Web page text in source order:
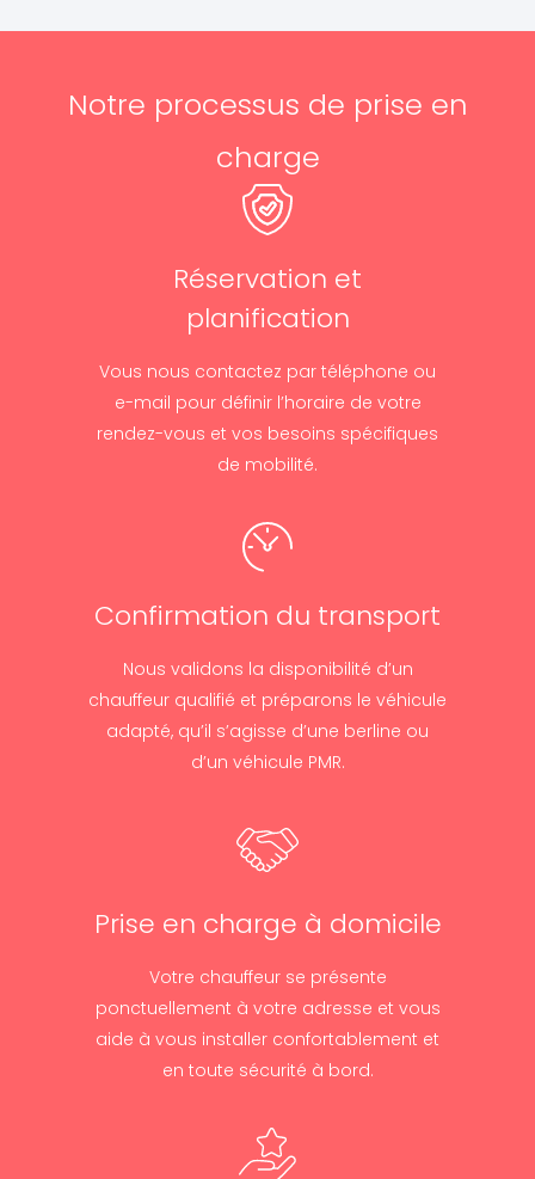
Notre processus de prise en
charge
Réservation et
planification
Vous nous contactez par téléphone ou
e-mail pour définir l’horaire de votre
rendez-vous et vos besoins spécifiques
de mobilité.
Confirmation du transport
Nous validons la disponibilité d’un
chauffeur qualifié et préparons le véhicule
adapté, qu’il s’agisse d’une berline ou
d’un véhicule PMR.
Prise en charge à domicile
Votre chauffeur se présente
ponctuellement à votre adresse et vous
aide à vous installer confortablement et
en toute sécurité à bord.